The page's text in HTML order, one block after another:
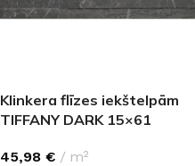
Klinkera flīzes iekštelpām
TIFFANY DARK 15×61
45,98 € m²